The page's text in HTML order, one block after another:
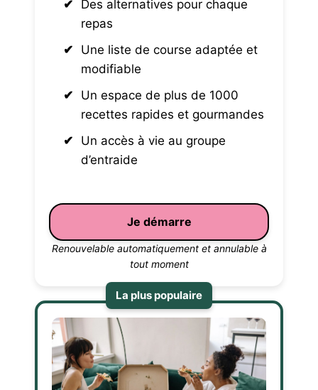
Des alternatives pour chaque
repas
Une liste de course adaptée et
modifiable
Un espace de plus de 1000
recettes rapides et gourmandes
Un accès à vie au groupe
d’entraide
Je démarre
Renouvelable automatiquement et annulable à
tout moment